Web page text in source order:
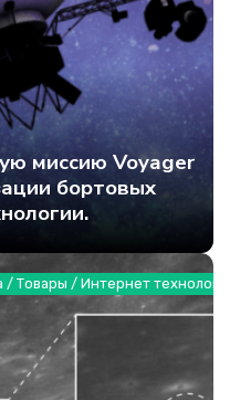
миссию Voyager
бортовых
Товары / Интернет